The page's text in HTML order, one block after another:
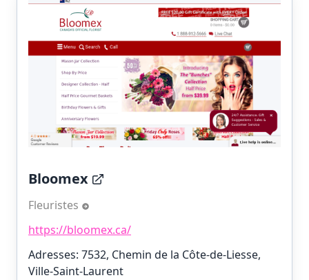
Bloomex
Fleuristes
https://bloomex.ca/
Adresses: 7532, Chemin de la Côte-de-Liesse,
Ville-Saint-Laurent